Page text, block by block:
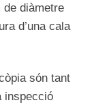
de diàmetre
d’una cala
són tant
inspecció